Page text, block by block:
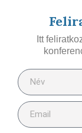
Itt